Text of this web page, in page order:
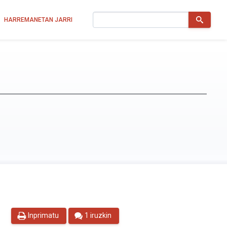
HARREMANETAN JARRI
Inprimatu 1 iruzkin